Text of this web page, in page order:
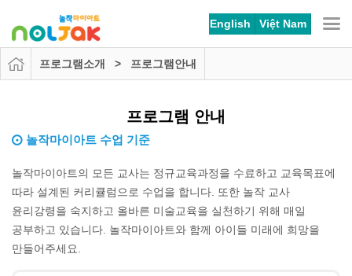
English Việt Nam
프로그램소개 > 프로그램안내
프로그램 안내
놀작마이아트 수업 기준
놀작마이아트의 모든 교사는 정규교육과정을 수료하고 교육목표에
따라 설계된 커리큘럼으로 수업을 합니다. 또한 놀작 교사
윤리강령을 숙지하고 올바른 미술교육을 실천하기 위해 매일
공부하고 있습니다. 놀작마이아트와 함께 아이들 미래에 희망을
만들어주세요.